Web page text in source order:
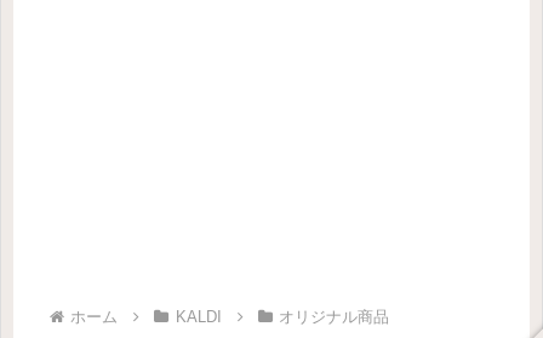
ホーム KALDI オリジナル商品